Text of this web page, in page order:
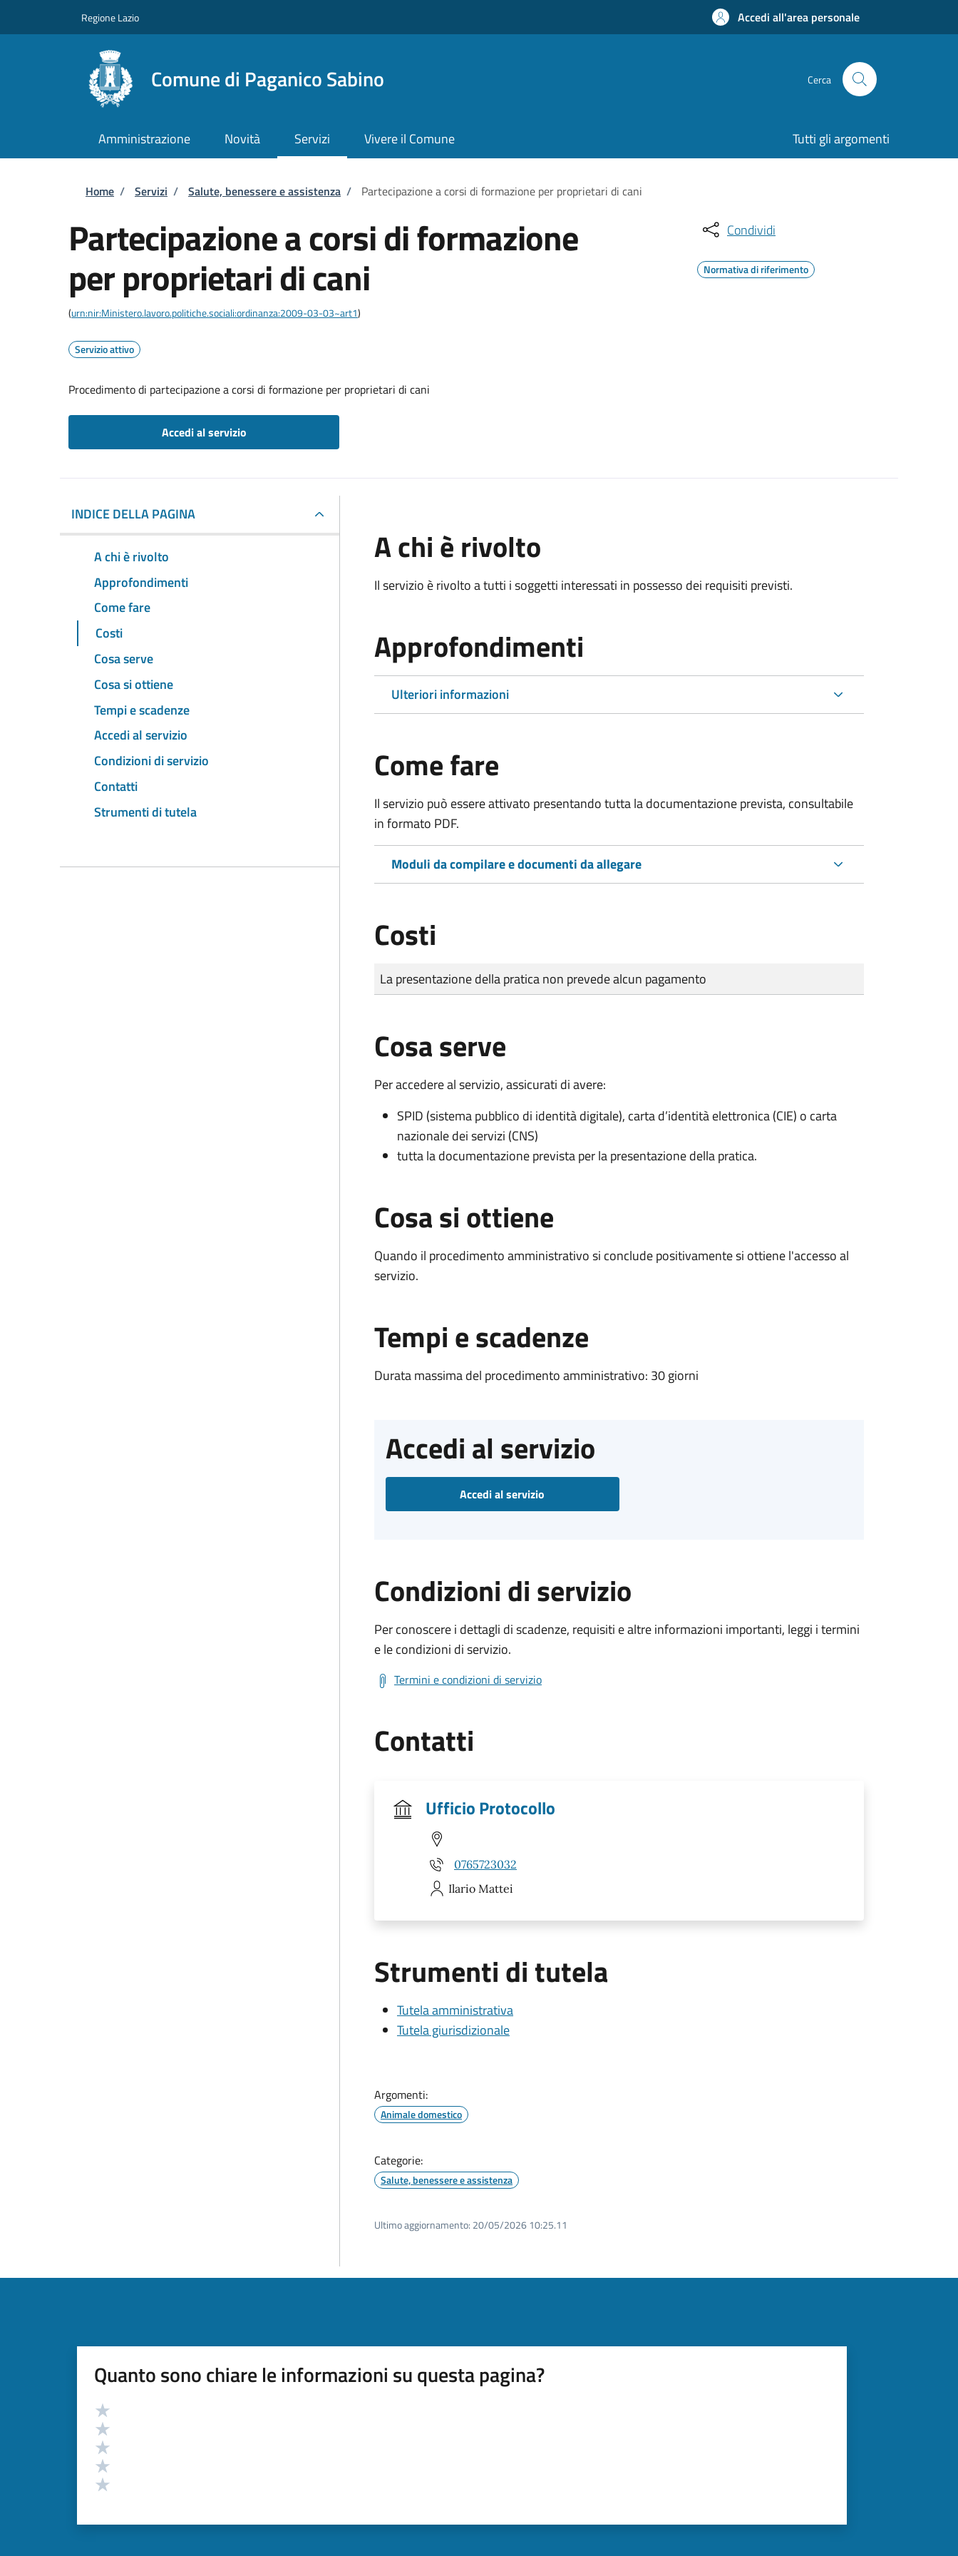
Regione Lazio Accedi all'area personale
Comune di Paganico Sabino Cerca
Amministrazione Novità Servizi Vivere il Comune Tutti gli argomenti
Briciole di pane
Home / Servizi / Salute, benessere e assistenza / Partecipazione a corsi di formazione per proprietari di cani
Partecipazione a corsi di formazione
per proprietari di cani
(urn:nir:Ministero.lavoro.politiche.sociali:ordinanza:2009-03-03~art1)
Servizio attivo
Procedimento di partecipazione a corsi di formazione per proprietari di cani
Accedi al servizio
Condividi
Normativa di riferimento
INDICE DELLA PAGINA
A chi è rivolto
Approfondimenti
Come fare
Costi
Cosa serve
Cosa si ottiene
Tempi e scadenze
Accedi al servizio
Condizioni di servizio
Contatti
Strumenti di tutela
A chi è rivolto
Il servizio è rivolto a tutti i soggetti interessati in possesso dei requisiti previsti.
Approfondimenti
Ulteriori informazioni
Come fare
Il servizio può essere attivato presentando tutta la documentazione prevista, consultabile
in formato PDF.
Moduli da compilare e documenti da allegare
Costi
Tipo di pagamento
Importo
La presentazione della pratica non prevede alcun pagamento
Cosa serve
Per accedere al servizio, assicurati di avere:
SPID (sistema pubblico di identità digitale), carta d’identità elettronica (CIE) o carta
nazionale dei servizi (CNS)
tutta la documentazione prevista per la presentazione della pratica.
Cosa si ottiene
Quando il procedimento amministrativo si conclude positivamente si ottiene l'accesso al
servizio.
Tempi e scadenze
Durata massima del procedimento amministrativo: 30 giorni
Accedi al servizio
Accedi al servizio
Condizioni di servizio
Per conoscere i dettagli di scadenze, requisiti e altre informazioni importanti, leggi i termini
e le condizioni di servizio.
Termini e condizioni di servizio
Contatti
Ufficio Protocollo
0765723032
Ilario Mattei
Strumenti di tutela
Tutela amministrativa
Tutela giurisdizionale
Argomenti:
Animale domestico
Categorie:
Salute, benessere e assistenza
Ultimo aggiornamento: 20/05/2026 10:25.11
Quanto sono chiare le informazioni su questa pagina?
Valutazione